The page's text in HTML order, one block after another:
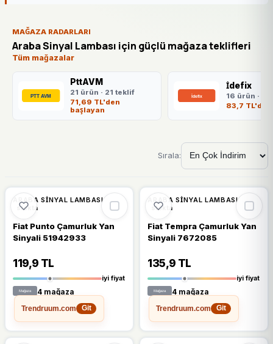
MAĞAZA RADARLARI
Araba Sinyal Lambası için güçlü mağaza teklifleri
Tüm mağazalar
PttAVM
21 ürün · 21 teklif
71,69 TL'den
başlayan
İdefix
16 ürün ·
83,7
Sırala:
%36 🔥%36 DÜŞTÜ
ARABA SINYAL LAMBASI
stokta
Fiat Punto Çamurluk Yan
Sinyali 51942933
119,9 TL
iyi fiyat
4 mağaza
Trendruum.com
Git
%34 🔥%34 DÜŞTÜ
ARABA SINYAL LAMBASI
stokta
Fiat Tempra Çamurluk Yan
Sinyali 7672085
135,9 TL
iyi fiyat
4 mağaza
Trendruum.com
Git